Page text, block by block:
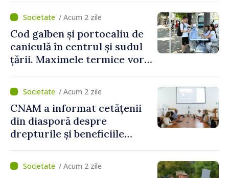
/ Acum 2 zile
Cod galben și portocaliu de
caniculă în centrul și sudul
țării. Maximele termice vor
/ Acum 2 zile
CNAM a informat cetățenii
din diasporă despre
drepturile și beneficiile
/ Acum 2 zile